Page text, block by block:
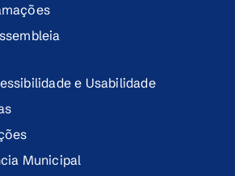
e Usabilidade
Municipal